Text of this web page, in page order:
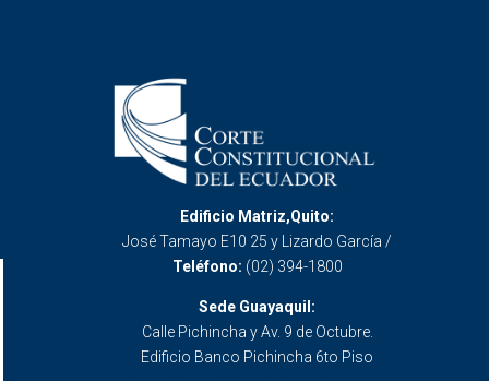
Edificio Matriz,Quito:
José Tamayo E10 25 y Lizardo García /
Teléfono: (02) 394-1800
Sede Guayaquil:
Calle Pichincha y Av. 9 de Octubre.
Edificio Banco Pichincha 6to Piso